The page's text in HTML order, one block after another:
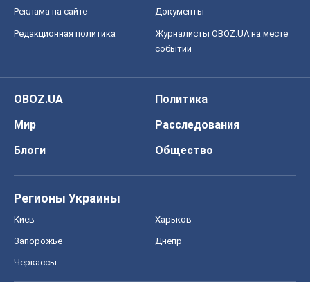
Реклама на сайте Документы
Редакционная политика
Журналисты OBOZ.UA на месте
событий
OBOZ.UA
Политика
Мир
Расследования
Блоги
Общество
Регионы Украины
Киев Харьков
Запорожье Днепр
Черкассы